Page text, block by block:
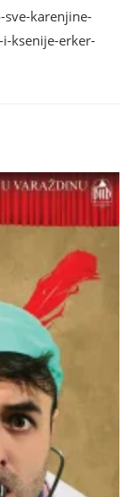
karenjine-
ksenije-erker-